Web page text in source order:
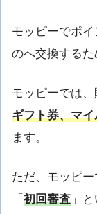
モッピーでポ
のへ交換するた
モッピーでは
ギフト券、マ
ます。
ただ、モッピー
「 初回審査 」